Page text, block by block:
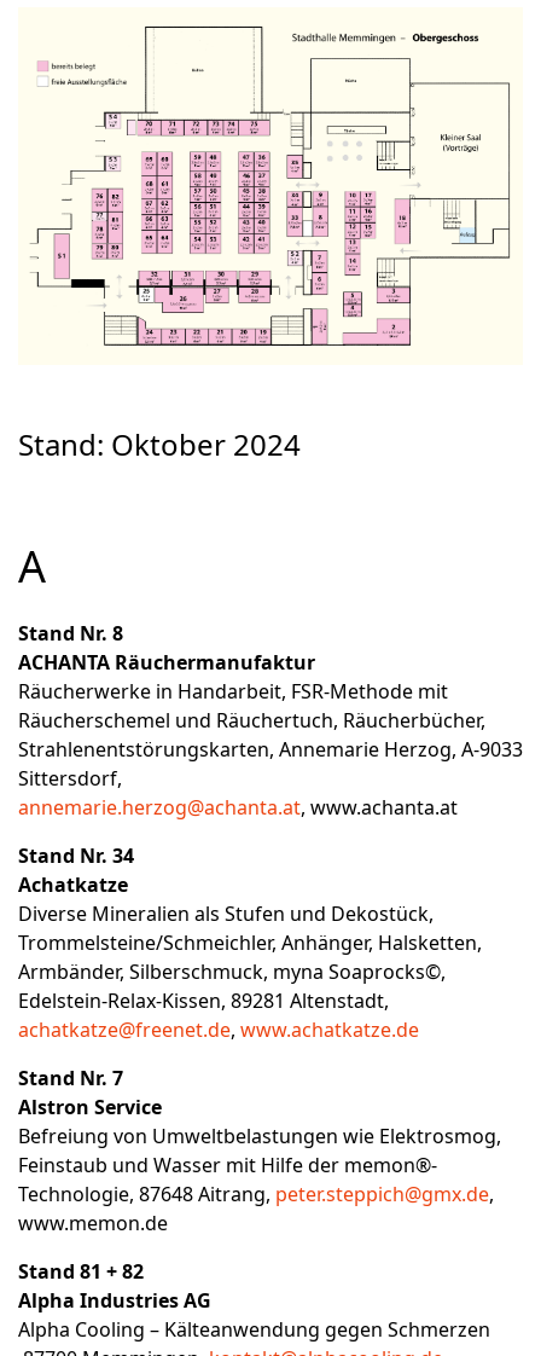
Stand: Oktober 2024
A
Stand Nr. 8
ACHANTA Räuchermanufaktur
Räucherwerke in Handarbeit, FSR-Methode mit
Räucherschemel und Räuchertuch, Räucherbücher,
Strahlenentstörungskarten, Annemarie Herzog, A-9033
Sittersdorf,
annemarie.herzog@achanta.at, www.achanta.at
Stand Nr. 34
Achatkatze
Diverse Mineralien als Stufen und Dekostück,
Trommelsteine/Schmeichler, Anhänger, Halsketten,
Armbänder, Silberschmuck, myna Soaprocks©,
Edelstein-Relax-Kissen, 89281 Altenstadt,
achatkatze@freenet.de, www.achatkatze.de
Stand Nr. 7
Alstron Service
Befreiung von Umweltbelastungen wie Elektrosmog,
Feinstaub und Wasser mit Hilfe der memon®-
Technologie, 87648 Aitrang, peter.steppich@gmx.de,
www.memon.de
Stand 81 + 82
Alpha Industries AG
Alpha Cooling – Kälteanwendung gegen Schmerzen